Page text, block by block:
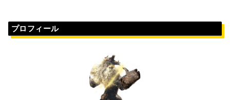
プロフィール